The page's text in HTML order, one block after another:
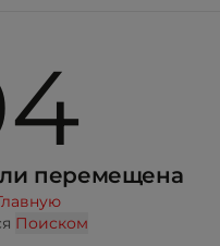
перемещена
Поиском